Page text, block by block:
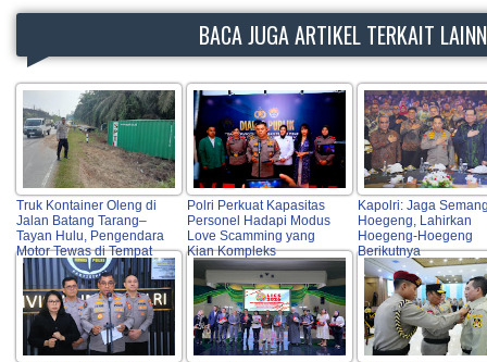
BACA JUGA ARTIKEL TERKAIT
Truk Kontainer Oleng di
Jalan Batang Tarang–
Tayan Hulu, Pengendara
Motor Tewas di Tempat
Polri Perkuat Kapasitas
Personel Hadapi Modus
Love Scamming yang
Kian Kompleks
Kapolri: Jaga
Hoegeng, Lahirkan
Hoegeng-Hoegeng
Berikutnya